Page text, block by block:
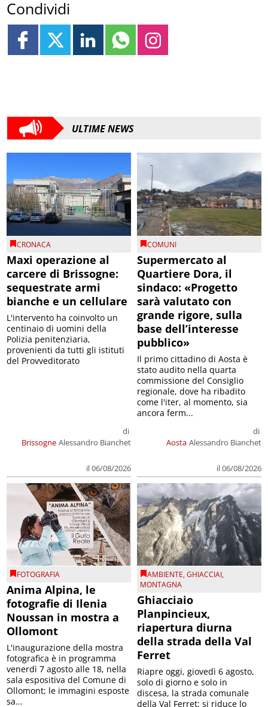
Condividi
ULTIME NEWS
CRONACA
Maxi operazione al
carcere di Brissogne:
sequestrate armi
bianche e un cellulare
Brissogne
di
Alessandro Bianchet
il 06/08/2026
L'intervento ha coinvolto un
centinaio di uomini della
Polizia penitenziaria,
provenienti da tutti gli istituti
del Provveditorato
COMUNI
Supermercato al
Quartiere Dora, il
sindaco: «Progetto
sarà valutato con
grande rigore, sulla
base dell’interesse
pubblico»
Aosta
di
Alessandro Bianchet
il 06/08/2026
Il primo cittadino di Aosta è
stato audito nella quarta
commissione del Consiglio
regionale, dove ha ribadito
come l'iter, al momento, sia
ancora ferm...
FOTOGRAFIA
Anima Alpina, le
fotografie di Ilenia
Noussan in mostra a
Ollomont
L'inaugurazione della mostra
fotografica è in programma
venerdì 7 agosto alle 18, nella
sala espositiva del Comune di
Ollomont; le immagini esposte
sa...
AMBIENTE,GHIACCIAI,
MONTAGNA
Ghiacciaio
Planpincieux,
riapertura diurna
della strada della Val
Ferret
Riapre oggi, giovedì 6 agosto,
solo di giorno e solo in
discesa, la strada comunale
della Val Ferret; si riduce lo